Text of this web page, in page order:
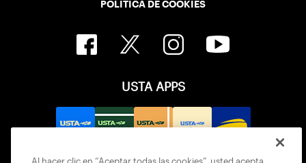
POLÍTICA DE COOKIES
USTA APPS